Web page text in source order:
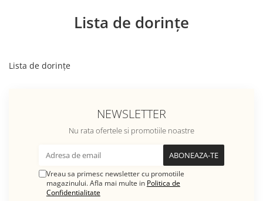
Lista de dorințe
Lista de dorințe
NEWSLETTER
Nu rata ofertele si promotiile noastre
Vreau sa primesc newsletter cu promotiile
magazinului. Afla mai multe in Politica de
Confidentialitate